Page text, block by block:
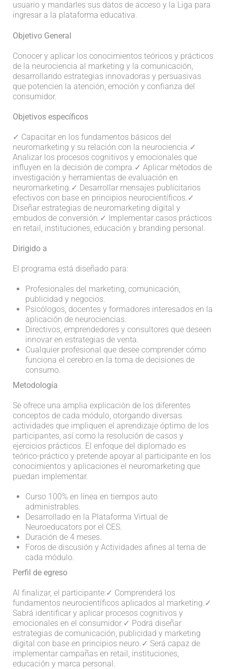
usuario y mandarles sus datos de acceso y la Liga para
ingresar a la plataforma educativa.
Objetivo General
Conocer y aplicar los conocimientos teóricos y prácticos
de la neurociencia al marketing y la comunicación,
desarrollando estrategias innovadoras y persuasivas
que potencien la atención, emoción y confianza del
consumidor.
Objetivos específicos
✓ Capacitar en los fundamentos básicos del
neuromarketing y su relación con la neurociencia. ✓
Analizar los procesos cognitivos y emocionales que
influyen en la decisión de compra. ✓ Aplicar métodos de
investigación y herramientas de evaluación en
neuromarketing. ✓ Desarrollar mensajes publicitarios
efectivos con base en principios neurocientíficos. ✓
Diseñar estrategias de neuromarketing digital y
embudos de conversión. ✓ Implementar casos prácticos
en retail, instituciones, educación y branding personal.
Dirigido a
El programa está diseñado para:
Profesionales del marketing, comunicación,
publicidad y negocios.
Psicólogos, docentes y formadores interesados en la
aplicación de neurociencias.
Directivos, emprendedores y consultores que deseen
innovar en estrategias de venta.
Cualquier profesional que desee comprender cómo
funciona el cerebro en la toma de decisiones de
consumo.
Metodología
Se ofrece una amplia explicación de los diferentes
conceptos de cada módulo, otorgando diversas
actividades que impliquen el aprendizaje óptimo de los
participantes, así como la resolución de casos y
ejercicios prácticos. El enfoque del diplomado es
teórico-práctico y pretende apoyar al participante en los
conocimientos y aplicaciones el neuromarketing que
puedan implementar.
Curso 100% en línea en tiempos auto
administrables.
Desarrollado en la Plataforma Virtual de
Neuroeducators por el CES.
Duración de 4 meses.
Foros de discusión y Actividades afines al tema de
cada módulo.
Perfil de egreso
Al finalizar, el participante:✓ Comprenderá los
fundamentos neurocientíficos aplicados al marketing. ✓
Sabrá identificar y aplicar procesos cognitivos y
emocionales en el consumidor. ✓ Podrá diseñar
estrategias de comunicación, publicidad y marketing
digital con base en principios neuro. ✓ Será capaz de
implementar campañas en retail, instituciones,
educación y marca personal.